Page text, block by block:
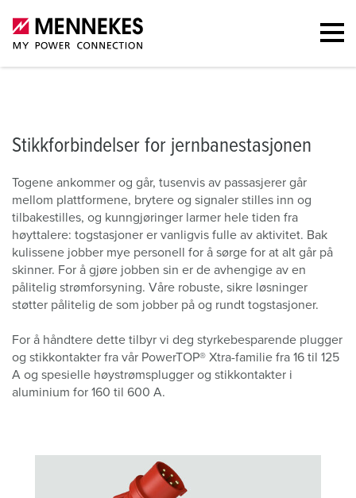
Stikkforbindelser for jernbanestasjonen
Stikkforbindelser for jernbanestasjonen
Togene ankommer og går, tusenvis av passasjerer går
mellom plattformene, brytere og signaler stilles inn og
tilbakestilles, og kunngjøringer larmer hele tiden fra
høyttalere: togstasjoner er vanligvis fulle av aktivitet. Bak
kulissene jobber mye personell for å sørge for at alt går på
skinner. For å gjøre jobben sin er de avhengige av en
pålitelig strømforsyning. Våre robuste, sikre løsninger
støtter pålitelig de som jobber på og rundt togstasjoner.
For å håndtere dette tilbyr vi deg styrkebesparende plugger
og stikkontakter fra vår PowerTOP® Xtra-familie fra 16 til 125
A og spesielle høystrømsplugger og stikkontakter i
aluminium for 160 til 600 A.